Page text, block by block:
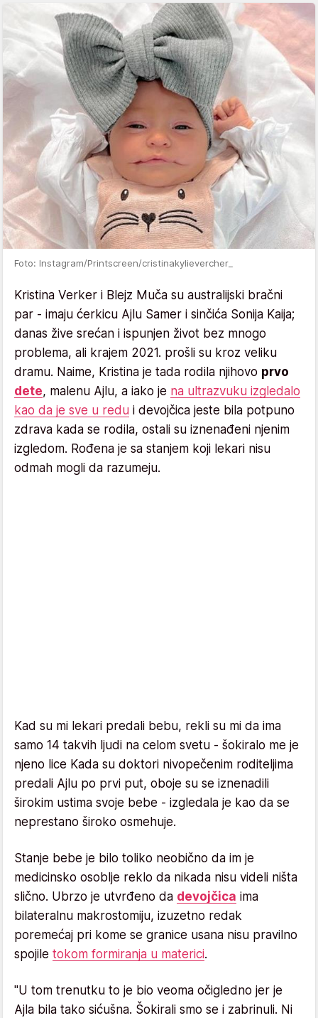
Foto: Instagram/Printscreen/cristinakylievercher_
Kristina Verker i Blejz Muča su australijski bračni
par - imaju ćerkicu Ajlu Samer i sinčića Sonija Kaija;
danas žive srećan i ispunjen život bez mnogo
problema, ali krajem 2021. prošli su kroz veliku
dramu. Naime, Kristina je tada rodila njihovo prvo
dete, malenu Ajlu, a iako je na ultrazvuku izgledalo
kao da je sve u redu i devojčica jeste bila potpuno
zdrava kada se rodila, ostali su iznenađeni njenim
izgledom. Rođena je sa stanjem koji lekari nisu
odmah mogli da razumeju.
Kad su mi lekari predali bebu, rekli su mi da ima
samo 14 takvih ljudi na celom svetu - šokiralo me je
njeno lice Kada su doktori nivopečenim roditeljima
predali Ajlu po prvi put, oboje su se iznenadili
širokim ustima svoje bebe - izgledala je kao da se
neprestano široko osmehuje.
Stanje bebe je bilo toliko neobično da im je
medicinsko osoblje reklo da nikada nisu videli ništa
slično. Ubrzo je utvrđeno da devojčica ima
bilateralnu makrostomiju, izuzetno redak
poremećaj pri kome se granice usana nisu pravilno
spojile tokom formiranja u materici.
"U tom trenutku to je bio veoma očigledno jer je
Ajla bila tako sićušna. Šokirali smo se i zabrinuli. Ni